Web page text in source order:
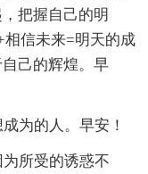
把握自己的明
信未来=明天的成
己的辉煌。早
为的人。早安！
所受的诱惑不